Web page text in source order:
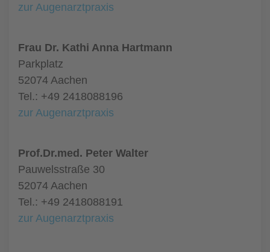
zur Augenarztpraxis
Frau Dr. Kathi Anna Hartmann
Parkplatz
52074 Aachen
Tel.: +49 2418088196
zur Augenarztpraxis
Prof.Dr.med. Peter Walter
Pauwelsstraße 30
52074 Aachen
Tel.: +49 2418088191
zur Augenarztpraxis